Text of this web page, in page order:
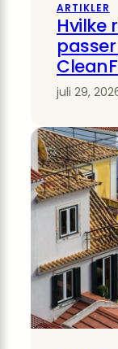
ARTIKLER
Hvilke
juli 29,